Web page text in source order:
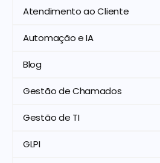
Atendimento ao Cliente
Automação e IA
Blog
Gestão de Chamados
Gestão de TI
GLPI